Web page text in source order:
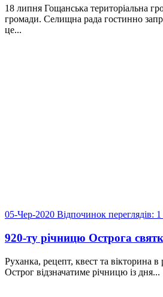
18 липня Гощанська територіальна
громади. Селищна рада гостинно
це...
05-Чер-2020 Відпочинок переглядів:
920-ту річницю Острога
Руханка, рецепт, квест та вікторина
Острог відзначатиме річницю із дня...